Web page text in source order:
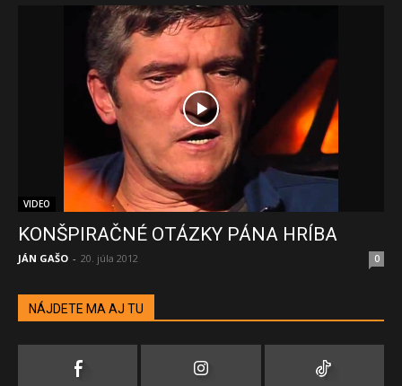
VIDEO
KONŠPIRAČNÉ OTÁZKY PÁNA HRÍBA
JÁN GAŠO - 20. júla 2012 0
NÁJDETE MA AJ TU